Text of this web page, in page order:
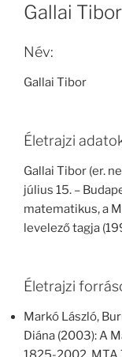
Gallai Tibor
Név:
Gallai Tibor
Életrajzi
Gallai Tibor (er.
július 15. –
matematikus, a
levelező tagja
Életrajzi
Markó László,
Diána (2003): A